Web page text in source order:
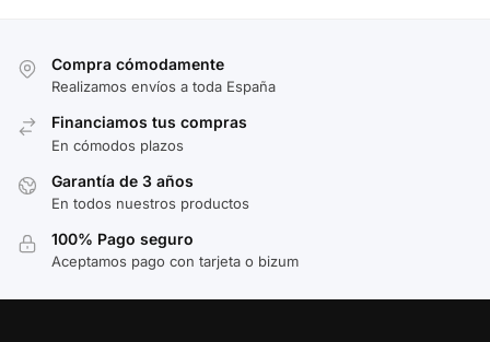
Compra cómodamente
Realizamos envíos a toda España
Financiamos tus compras
En cómodos plazos
Garantía de 3 años
En todos nuestros productos
100% Pago seguro
Aceptamos pago con tarjeta o bizum